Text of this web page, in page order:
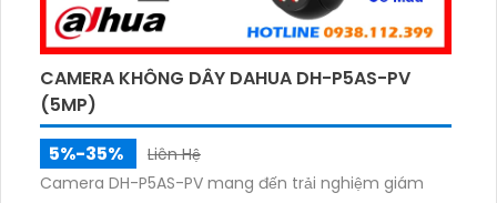
CAMERA KHÔNG DÂY DAHUA DH-P5AS-PV
(5MP)
5%-35%
Liên Hệ
Camera DH-P5AS-PV mang đến trải nghiệm giám